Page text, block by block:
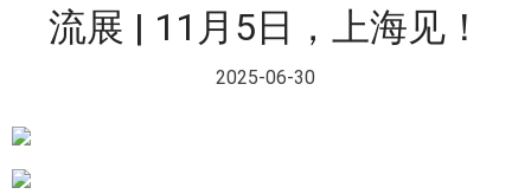
流展 | 11月5日，上海见！
2025-06-30